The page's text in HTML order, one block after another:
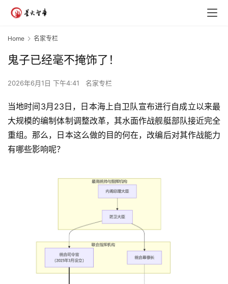
Home 名家专栏
鬼子已经毫不掩饰了！
2026年6月1日 下午4:41 名家专栏
当地时间3月23日，日本海上自卫队宣布进行自成立以来最
大规模的编制体制调整改革，其水面作战舰艇部队接近完全
重组。那么，日本这么做的目的何在，改编后对其作战能力
有哪些影响呢？